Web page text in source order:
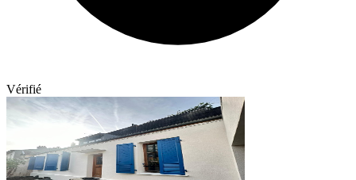
Vérifié